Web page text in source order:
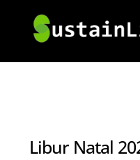
content
Libur Natal